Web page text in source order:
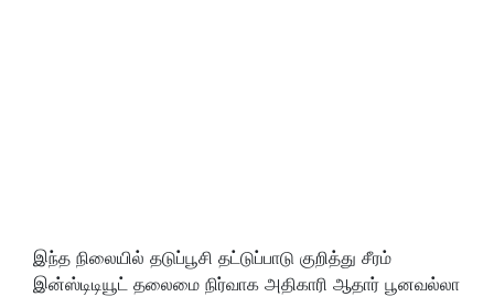
இந்த நிலையில் தடுப்பூசி தட்டுப்பாடு குறித்து சீரம்
இன்ஸ்டிடியூட் தலைமை நிர்வாக அதிகாரி ஆதார் பூனவல்லா